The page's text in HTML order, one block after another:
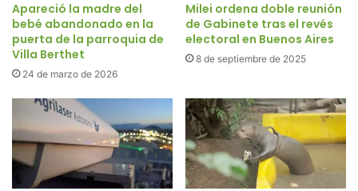
Apareció la madre del
bebé abandonado en la
puerta de la parroquia de
Villa Berthet
24 de marzo de 2026
Milei ordena doble reunión
de Gabinete tras el revés
electoral en Buenos Aires
8 de septiembre de 2025